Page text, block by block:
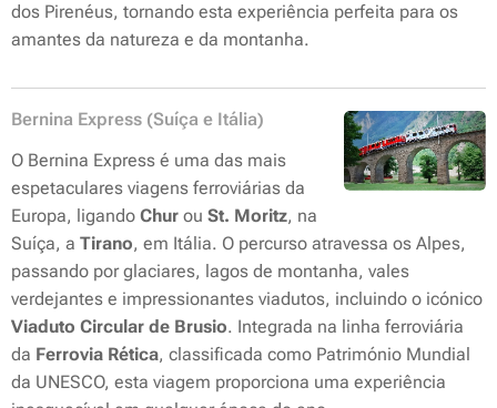
dos Pirenéus, tornando esta experiência perfeita para os
amantes da natureza e da montanha.
Bernina Express (Suíça e Itália)
O Bernina Express é uma das mais
espetaculares viagens ferroviárias da
Europa, ligando Chur ou St. Moritz, na
Suíça, a Tirano, em Itália. O percurso atravessa os Alpes,
passando por glaciares, lagos de montanha, vales
verdejantes e impressionantes viadutos, incluindo o icónico
Viaduto Circular de Brusio. Integrada na linha ferroviária
da Ferrovia Rética, classificada como Património Mundial
da UNESCO, esta viagem proporciona uma experiência